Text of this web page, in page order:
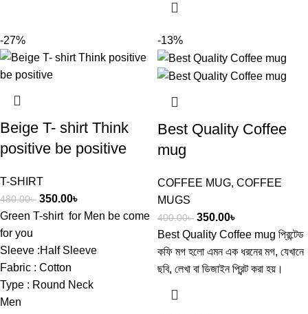
-27%
Beige T- shirt Think
positive be positive
T-SHIRT
480.00৳ 350.00৳
Green T-shirtfor Men be come
for you
Sleeve :Half Sleeve
Fabric : Cotton
Type : Round Neck
Men
-13%
Best Quality Coffee
mug
COFFEE MUG, COFFEE
MUGS
400.00৳ 350.00৳
Best Quality Coffee mug ​প্রিন্টেড
কফি মগ হলো এমন এক ধরনের মগ, যেখানে
ছবি, লেখা বা ডিজাইন প্রিন্ট করা হয়।